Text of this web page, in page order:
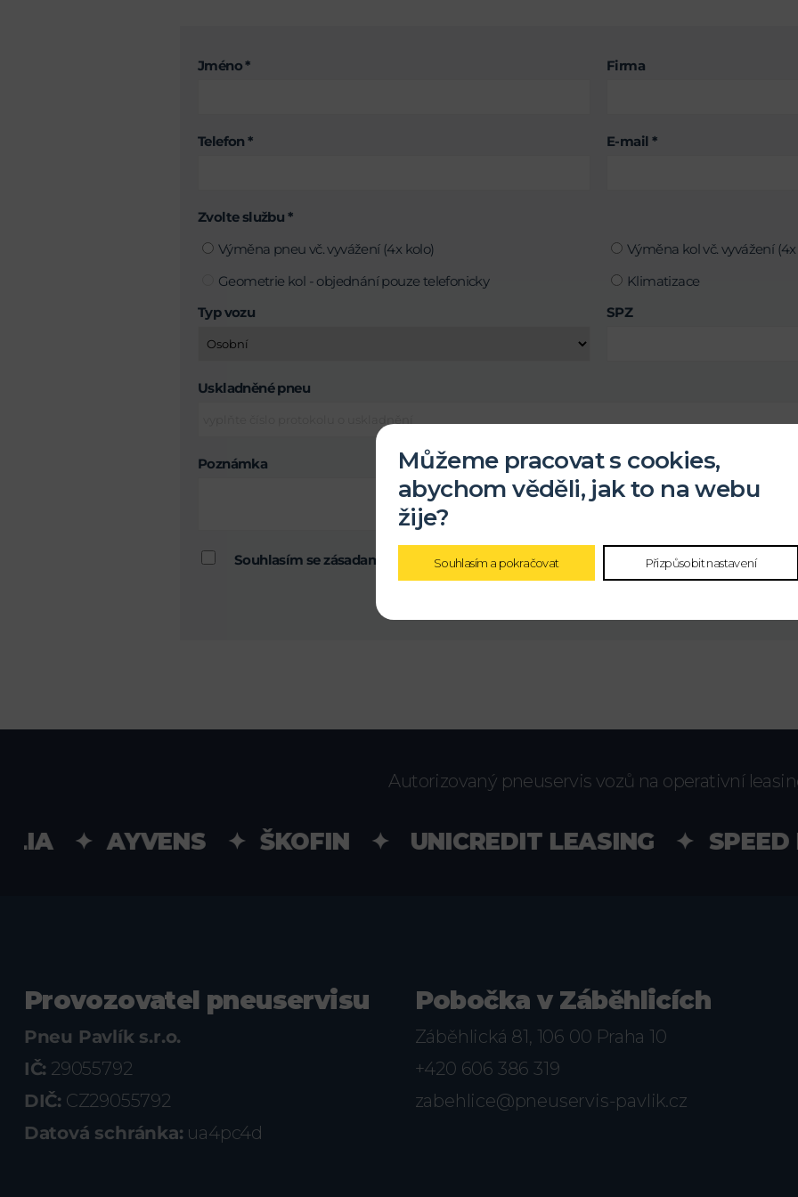
Jméno * Firma
Telefon * E-mail *
Zvolte službu *
Výměna pneu vč. vyvážení (4x kolo)
Výměna kol vč. vyvážení
Geometrie kol - objednání pouze telefonicky
Klimatizace
Typ vozu
SPZ
Uskladněné pneu
Poznámka
Souhlasím se zásadami ochranyosobních údajů
Autorizovaný pneuservis vozů na operativní
✦ AYVENS ✦ ŠKOFIN ✦ UNICREDIT LEASING ✦ SPEED
Provozovatel pneuservisu
Pneu Pavlík s.r.o.
IČ: 29055792
DIČ: CZ29055792
Datová schránka: ua4pc4d
Pobočka v Záběhlicích
Záběhlická 81, 106 00 Praha 10
+420 606 386 319
zabehlice@pneuservis-pavlik.cz
Můžeme pracovat s cookies,
abychom věděli, jak to na webu
žije?
Souhlasím a pokračovat Přizpůsobit nastavení